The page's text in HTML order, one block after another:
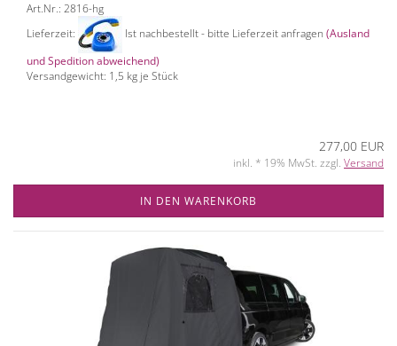
Art.Nr.: 2816-hg
Lieferzeit:
Ist nachbestellt - bitte Lieferzeit anfragen (Ausland
und Spedition abweichend)
Versandgewicht: 1,5 kg je Stück
277,00 EUR
inkl. * 19% MwSt. zzgl. Versand
IN DEN WARENKORB